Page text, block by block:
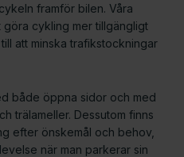
framför bilen. Våra
cykling mer tillgängligt
att minska trafikstockningar
både öppna sidor och med
trälameller. Dessutom finns
efter önskemål och behov,
när man parkerar sin